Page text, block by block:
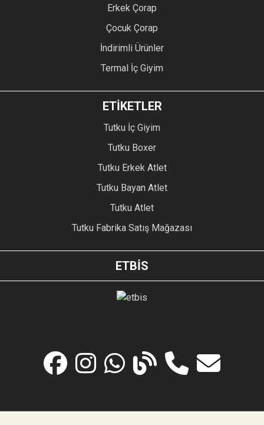
Erkek Çorap
Çocuk Çorap
İndirimli Ürünler
Termal İç Giyim
ETİKETLER
Tutku İç Giyim
Tutku Boxer
Tutku Erkek Atlet
Tutku Bayan Atlet
Tutku Atlet
Tutku Fabrika Satış Mağazası
ETBİS